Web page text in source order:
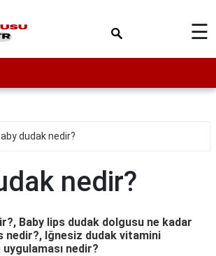
☰
dudak nedir?
nedir?
Baby lips dudak dolgusu ne kadar
nedir?, Iğnesiz dudak vitamini
nedir?